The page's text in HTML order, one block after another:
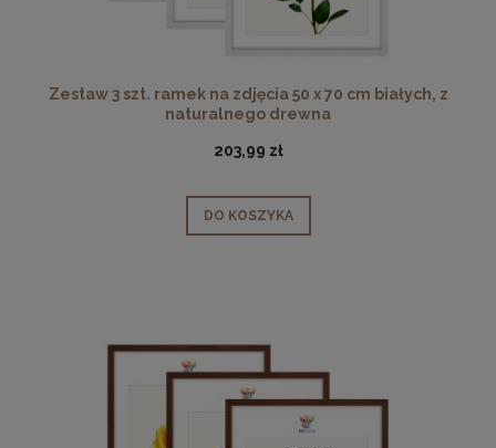
Zestaw 3 szt. ramek na zdjęcia 50 x 70 cm białych, z
naturalnego drewna
203,99 zł
DO KOSZYKA